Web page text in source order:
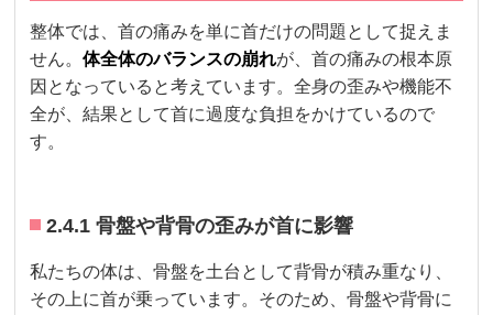
整体では、首の痛みを単に首だけの問題として捉えま
せん。体全体のバランスの崩れが、首の痛みの根本原
因となっていると考えています。全身の歪みや機能不
全が、結果として首に過度な負担をかけているので
す。
2.4.1 骨盤や背骨の歪みが首に影響
私たちの体は、骨盤を土台として背骨が積み重なり、
その上に首が乗っています。そのため、骨盤や背骨に